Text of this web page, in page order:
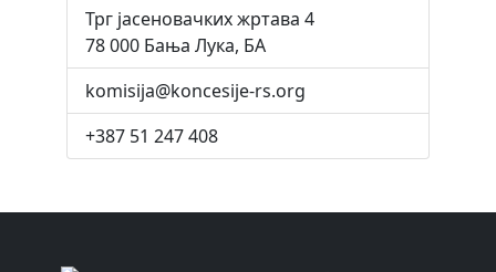
Трг јасеновачких жртава 4
78 000 Бања Лука, БА
komisija@koncesije-rs.org
+387 51 247 408